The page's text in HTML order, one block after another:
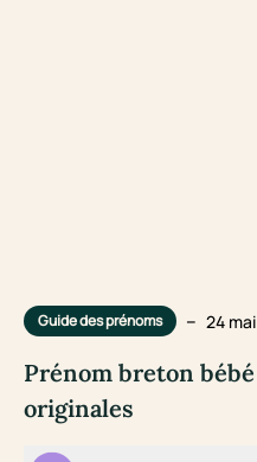
Guide des prénoms – 24
Prénom breton bébé
originales